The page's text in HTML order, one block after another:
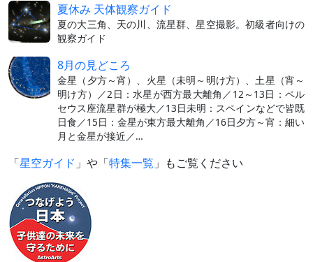
夏休み 天体観察ガイド
夏の大三角、天の川、流星群、星空撮影。初級者向けの
観察ガイド
8月の見どころ
金星（夕方～宵）、火星（未明～明け方）、土星（宵～
明け方）／2日：水星が西方最大離角／12～13日：ペル
セウス座流星群が極大／13日未明：スペインなどで皆既
日食／15日：金星が東方最大離角／16日夕方～宵：細い
月と金星が接近／…
「星空ガイド 」や「特集一覧 」もご覧ください